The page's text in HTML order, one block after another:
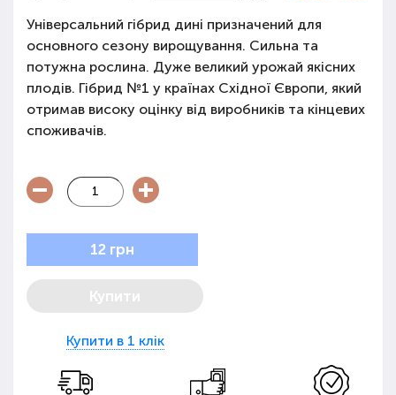
Універсальний гібрид дині призначений для
основного сезону вирощування. Сильна та
потужна рослина. Дуже великий урожай якісних
плодів. Гібрид №1 у країнах Східної Європи, який
отримав високу оцінку від виробників та кінцевих
споживачів.
12 грн
Купити
Купити в 1 клік